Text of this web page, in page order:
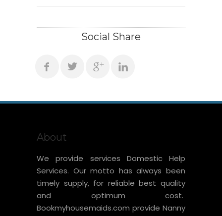
Social Share
About
We provide services Domestic Help
Services. Our motto has always been
timely supply, for reliable best quality
and optimum cost.
Bookmyhousemaids.com provide Nanny